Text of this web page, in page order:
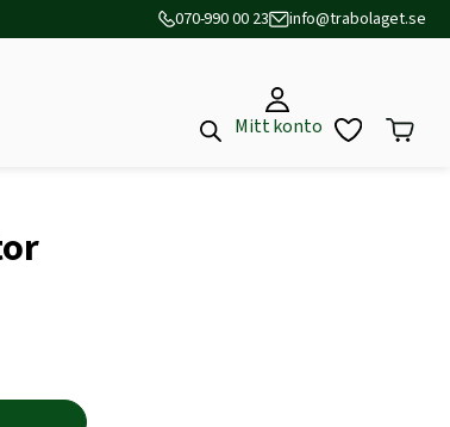
070-990 00 23 info@trabolaget.se
Mitt konto